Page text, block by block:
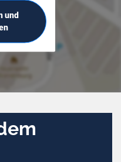
und